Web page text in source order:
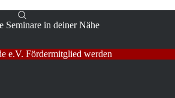
Seminare in deiner Nähe
e.V. Fördermitglied werden